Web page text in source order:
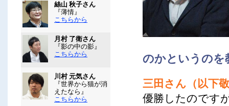
絲山 秋子さん
『薄情』
こちらから
月村 了衛さん
『影の中の影』
こちらから
川村 元気さん
『世界から猫が消
えたなら』
こちらから
のかというのを
三田さん（以下
優勝したのです